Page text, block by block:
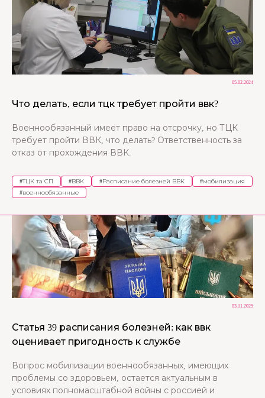
05.02.2024
Что делать, если тцк требует пройти ввк?
Военнообязанный имеет право на отсрочку, но ТЦК
требует пройти ВВК, что делать? Ответственность за
отказ от прохождения ВВК.
#ТЦК та СП #ВВК #Расписание болезней ВВК #мобилизация
#военнообязанные
03.11.2025
Статья 39 расписания болезней: как ввк
оценивает пригодность к службе
Вопрос мобилизации военнообязанных, имеющих
проблемы со здоровьем, остается актуальным в
условиях полномасштабной войны с россией и